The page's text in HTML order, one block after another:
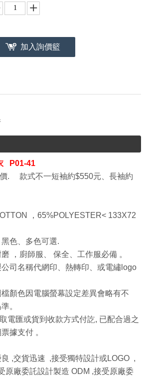
加入詢價籃
P01-41
. 款式不一短袖約$550元、長袖約
，65%POLYESTER< 133X72
色、多色可選.
，廚師服、 保全、 工作服必備 。
司名稱代網印、熱轉印、或電繡logo
顏色因電腦螢幕設定差異會略有不
。
電匯或貨到收款方式付訖, 已配合過之
據支付 。
,交貨迅速 ,接受獨特設計或LOGO ,
原廠委託設計製造 ODM ,接受原廠委